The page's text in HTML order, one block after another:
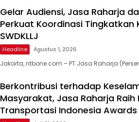
Gelar Audiensi, Jasa Raharja
Perkuat Koordinasi Tingkatkan
SWDKLLJ
Headline Agustus 1, 2026
Jakarta, ntbone.com – PT Jasa Raharja
Berkontribusi terhadap
Masyarakat, Jasa Raharja
Transportasi Indonesia Awards